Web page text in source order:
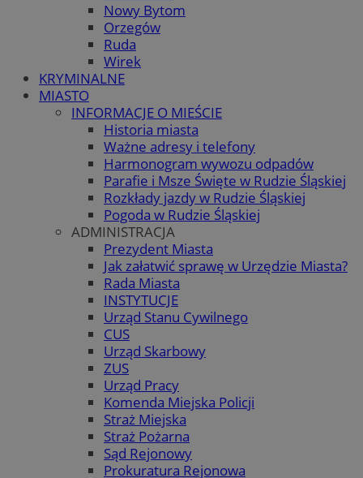
Nowy Bytom
Orzegów
Ruda
Wirek
KRYMINALNE
MIASTO
INFORMACJE O MIEŚCIE
Historia miasta
Ważne adresy i telefony
Harmonogram wywozu odpadów
Parafie i Msze Święte w Rudzie Śląskiej
Rozkłady jazdy w Rudzie Śląskiej
Pogoda w Rudzie Śląskiej
ADMINISTRACJA
Prezydent Miasta
Jak załatwić sprawę w Urzędzie Miasta?
Rada Miasta
INSTYTUCJE
Urząd Stanu Cywilnego
CUS
Urząd Skarbowy
ZUS
Urząd Pracy
Komenda Miejska Policji
Straż Miejska
Straż Pożarna
Sąd Rejonowy
Prokuratura Rejonowa